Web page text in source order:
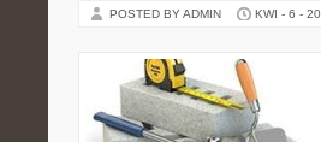
POSTED BY ADMIN KWI - 6 -